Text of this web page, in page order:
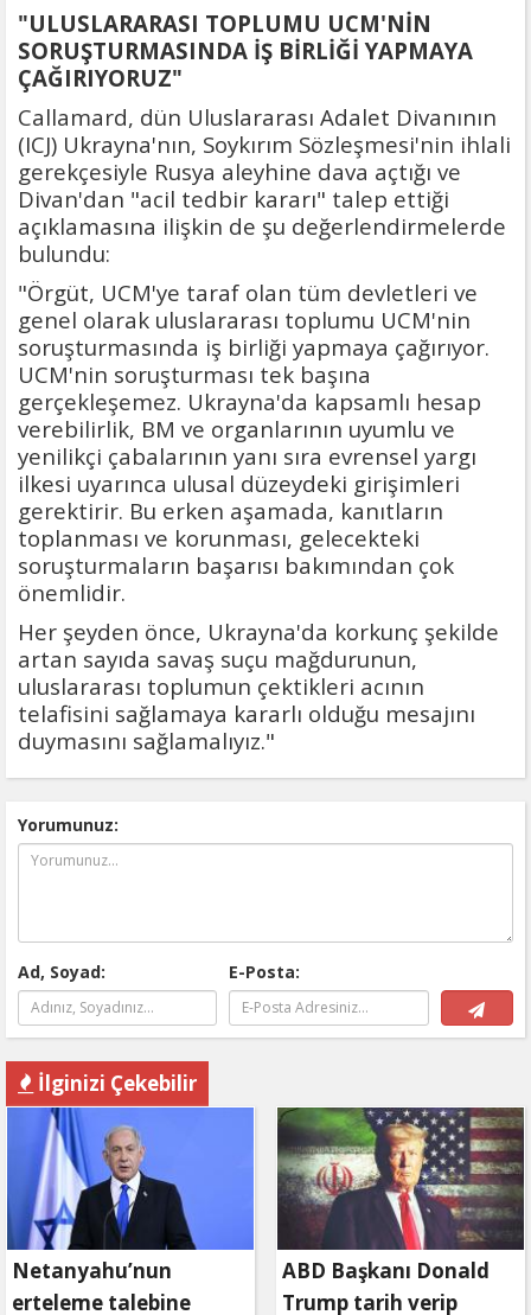
"ULUSLARARASI TOPLUMU UCM'NİN
SORUŞTURMASINDA İŞ BİRLİĞİ YAPMAYA
ÇAĞIRIYORUZ"
Callamard, dün Uluslararası Adalet Divanının
(ICJ) Ukrayna'nın, Soykırım Sözleşmesi'nin ihlali
gerekçesiyle Rusya aleyhine dava açtığı ve
Divan'dan "acil tedbir kararı" talep ettiği
açıklamasına ilişkin de şu değerlendirmelerde
bulundu:
"Örgüt, UCM'ye taraf olan tüm devletleri ve
genel olarak uluslararası toplumu UCM'nin
soruşturmasında iş birliği yapmaya çağırıyor.
UCM'nin soruşturması tek başına
gerçekleşemez. Ukrayna'da kapsamlı hesap
verebilirlik, BM ve organlarının uyumlu ve
yenilikçi çabalarının yanı sıra evrensel yargı
ilkesi uyarınca ulusal düzeydeki girişimleri
gerektirir. Bu erken aşamada, kanıtların
toplanması ve korunması, gelecekteki
soruşturmaların başarısı bakımından çok
önemlidir.
Her şeyden önce, Ukrayna'da korkunç şekilde
artan sayıda savaş suçu mağdurunun,
uluslararası toplumun çektikleri acının
telafisini sağlamaya kararlı olduğu mesajını
duymasını sağlamalıyız."
Yorumunuz:
Ad, Soyad: E-Posta:
İlginizi Çekebilir
Netanyahu’nun
erteleme talebine
ABD Başkanı Donald
Trump tarih verip